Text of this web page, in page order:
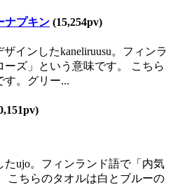
ナプキン (15,254pv)
インしたkaneliruusu。フィンラ
ーズ」という意味です。 こちら
す。グリー...
たujo。フィンランド語で「内気
こちらのタオルは白とブルーの